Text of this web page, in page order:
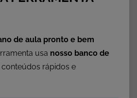
de aula pronto e bem
usa nosso banco de
rápidos e